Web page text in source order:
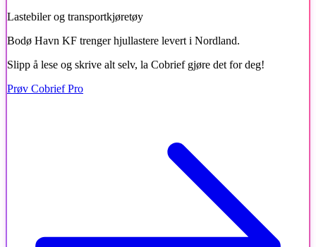
Lastebiler og transportkjøretøy
Bodø Havn KF trenger hjullastere levert i Nordland.
Slipp å lese og skrive alt selv, la Cobrief gjøre det for deg!
Prøv Cobrief Pro